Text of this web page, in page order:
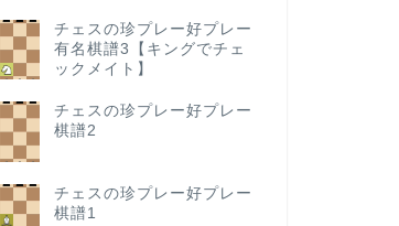
チェスの珍プレー好プレー
有名棋譜3【キングでチェ
ックメイト】
チェスの珍プレー好プレー
棋譜2
チェスの珍プレー好プレー
棋譜1